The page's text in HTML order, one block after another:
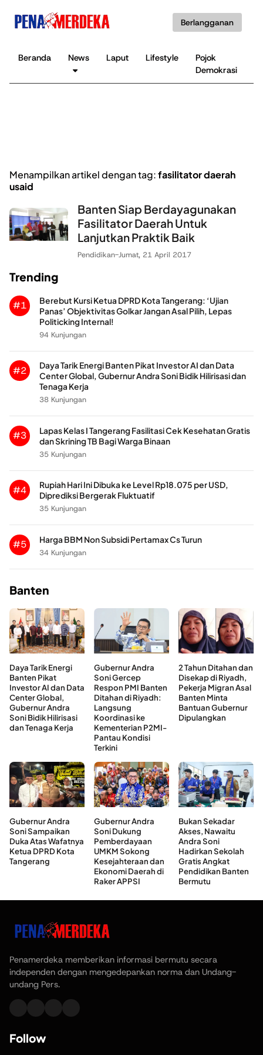
Berlangganan
Beranda News Laput Lifestyle
Pojok
Demokrasi
Menampilkan artikel dengan tag:fasilitator daerah
usaid
Banten Siap Berdayagunakan
Fasilitator Daerah Untuk
Lanjutkan Praktik Baik
Pendidikan-Jumat, 21 April 2017
Trending
#1
Berebut Kursi Ketua DPRD Kota Tangerang: ‘Ujian
Panas’ Objektivitas Golkar Jangan Asal Pilih, Lepas
Politicking Internal!
94 Kunjungan
#2
Daya Tarik Energi Banten Pikat Investor AI dan Data
Center Global, Gubernur Andra Soni Bidik Hilirisasi dan
Tenaga Kerja
38 Kunjungan
#3
Lapas Kelas I Tangerang Fasilitasi Cek Kesehatan Gratis
dan Skrining TB Bagi Warga Binaan
35 Kunjungan
#4
Rupiah Hari Ini Dibuka ke Level Rp18.075 per USD,
Diprediksi Bergerak Fluktuatif
35 Kunjungan
#5
Harga BBM Non Subsidi Pertamax Cs Turun
34 Kunjungan
Banten
Daya Tarik Energi
Banten Pikat
Investor AI dan Data
Center Global,
Gubernur Andra
Soni Bidik Hilirisasi
dan Tenaga Kerja
Gubernur Andra
Soni Gercep
Respon PMI Banten
Ditahan di Riyadh:
Langsung
Koordinasi ke
Kementerian P2MI-
Pantau Kondisi
Terkini
2 Tahun Ditahan dan
Disekap di Riyadh,
Pekerja Migran Asal
Banten Minta
Bantuan Gubernur
Dipulangkan
Gubernur Andra
Soni Sampaikan
Duka Atas Wafatnya
Ketua DPRD Kota
Tangerang
Gubernur Andra
Soni Dukung
Pemberdayaan
UMKM Sokong
Kesejahteraan dan
Ekonomi Daerah di
Raker APPSI
Bukan Sekadar
Akses, Nawaitu
Andra Soni
Hadirkan Sekolah
Gratis Angkat
Pendidikan Banten
Bermutu
Penamerdeka memberikan informasi bermutu secara
independen dengan mengedepankan norma dan Undang-
undang Pers.
Follow